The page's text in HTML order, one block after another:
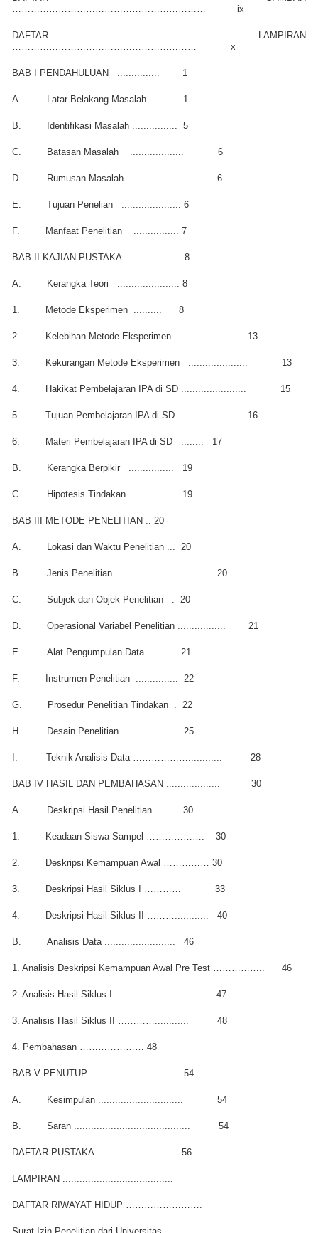
ix
DAFTAR LAMPIRAN
x
BAB I PENDAHULUAN 1
A. Latar Belakang Masalah .......... 1
B. Identifikasi Masalah ................ 5
C. Batasan Masalah 6
D. Rumusan Masalah 6
E. Tujuan Penelian 6
F. Manfaat Penelitian 7
BAB II KAJIAN PUSTAKA 8
A. Kerangka Teori 8
1. Metode Eksperimen 8
2. Kelebihan Metode Eksperimen 13
3. Kekurangan Metode Eksperimen 13
4. Hakikat Pembelajaran IPA di SD ....................... 15
5. Tujuan Pembelajaran IPA di SD 16
6. Materi Pembelajaran IPA di SD 17
B. Kerangka Berpikir 19
C. Hipotesis Tindakan 19
BAB III METODE PENELITIAN .. 20
A. Lokasi dan Waktu Penelitian ... 20
B. Jenis Penelitian 20
C. Subjek dan Objek Penelitian 20
D. Operasional Variabel Penelitian ................. 21
E. Alat Pengumpulan Data .......... 21
F. Instrumen Penelitian 22
G. Prosedur Penelitian Tindakan 22
H. Desain Penelitian ..................... 25
I. Teknik Analisis Data ………………............ 28
BAB IV HASIL DAN PEMBAHASAN ................... 30
A. Deskripsi Hasil Penelitian .... 30
1. Keadaan Siswa Sampel ………………. 30
2. Deskripsi Kemampuan Awal …………… 30
3. Deskripsi Hasil Siklus I ………… 33
4. Deskripsi Hasil Siklus II ………............ 40
B. Analisis Data ......................... 46
1. Analisis Deskripsi Kemampuan Awal Pre Test …………….. 46
2. Analisis Hasil Siklus I …………………. 47
3. Analisis Hasil Siklus II …………............ 48
4. Pembahasan ………………… 48
BAB V PENUTUP ............................ 54
A. Kesimpulan .............................. 54
B. Saran ......................................... 54
DAFTAR PUSTAKA ........................ 56
LAMPIRAN .......................................
DAFTAR RIWAYAT HIDUP …………………….